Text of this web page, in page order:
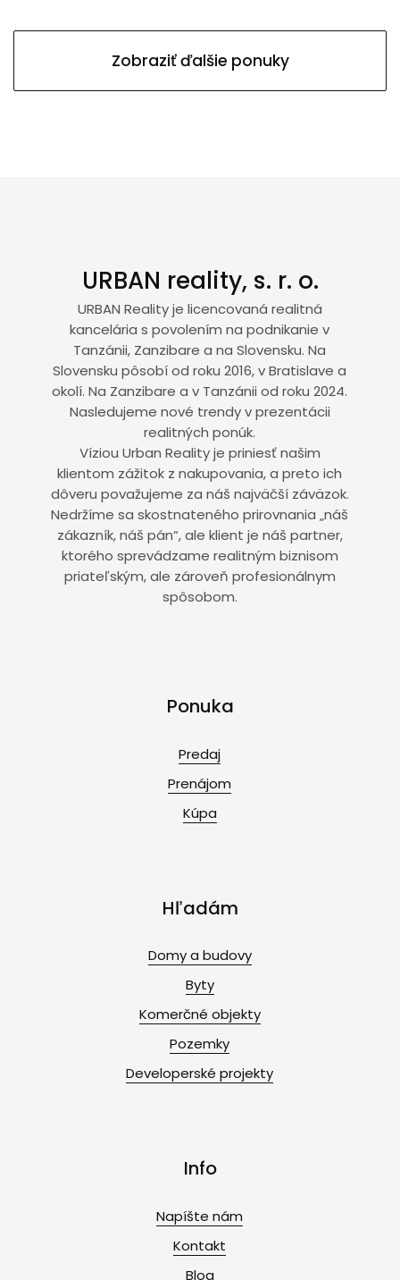
Zobraziť ďalšie ponuky
URBAN reality, s. r. o.
URBAN Reality je licencovaná realitná
kancelária s povolením na podnikanie v
Tanzánii, Zanzibare a na Slovensku. Na
Slovensku pôsobí od roku 2016, v Bratislave a
okolí. Na Zanzibare a v Tanzánii od roku 2024.
Nasledujeme nové trendy v prezentácii
realitných ponúk.
Víziou Urban Reality je priniesť našim
klientom zážitok z nakupovania, a preto ich
dôveru považujeme za náš najväčší záväzok.
Nedržíme sa skostnateného prirovnania „náš
zákazník, náš pán“, ale klient je náš partner,
ktorého sprevádzame realitným biznisom
priateľským, ale zároveň profesionálnym
spôsobom.
Ponuka
Predaj
Prenájom
Kúpa
Hľadám
Domy a budovy
Byty
Komerčné objekty
Pozemky
Developerské projekty
Info
Napíšte nám
Kontakt
Blog